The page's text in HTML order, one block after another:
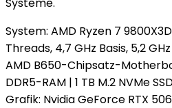
System: AMD Ryzen 7
Threads, 4,7 GHz Basis, 5,2
AMD B650-Chipsatz-
DDR5-RAM | 1 TB M.2 NVMe
Grafik: Nvidia GeForce RTX